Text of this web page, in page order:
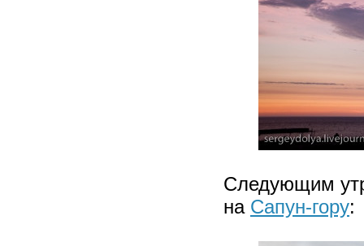
Следующим
на Сапун-гору: